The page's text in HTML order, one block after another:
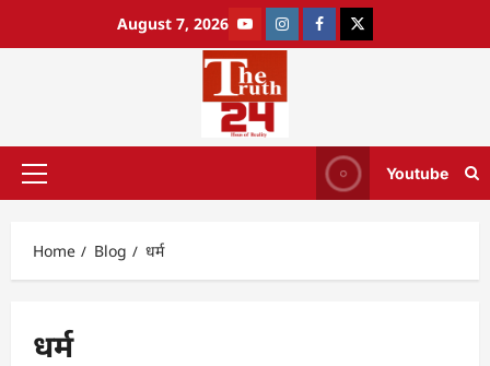
August 7, 2026
Youtube
Home Blog धर्म
धर्म